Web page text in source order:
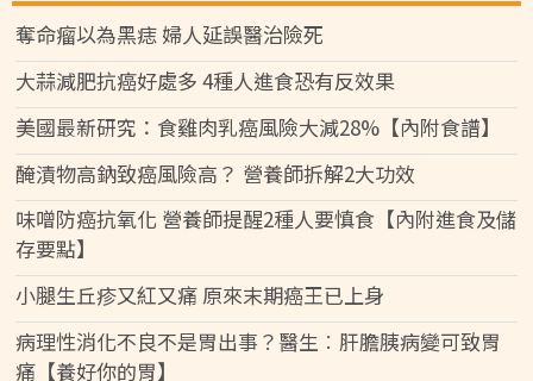
奪命瘤以為黑痣 婦人延誤醫治險死
大蒜減肥抗癌好處多 4種人進食恐有反效果
美國最新研究：食雞肉乳癌風險大減28%【內附食譜】
醃漬物高鈉致癌風險高？ 營養師拆解2大功效
味噌防癌抗氧化 營養師提醒2種人要慎食【內附進食及儲
存要點】
小腿生丘疹又紅又痛 原來末期癌王已上身
病理性消化不良不是胃出事？醫生︰肝膽胰病變可致胃
痛【養好你的胃】